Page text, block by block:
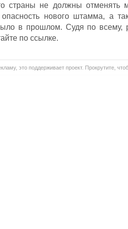
страны не должны отменять
нового штамма, а
в прошлом. Судя по всему,
по ссылке.
это поддерживает проект. Прокрутите,